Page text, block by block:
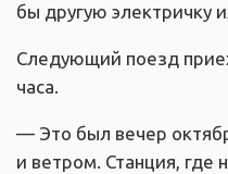
бы другую электричку
Следующий поезд
часа.
— Это был вечер
и ветром. Станция, где